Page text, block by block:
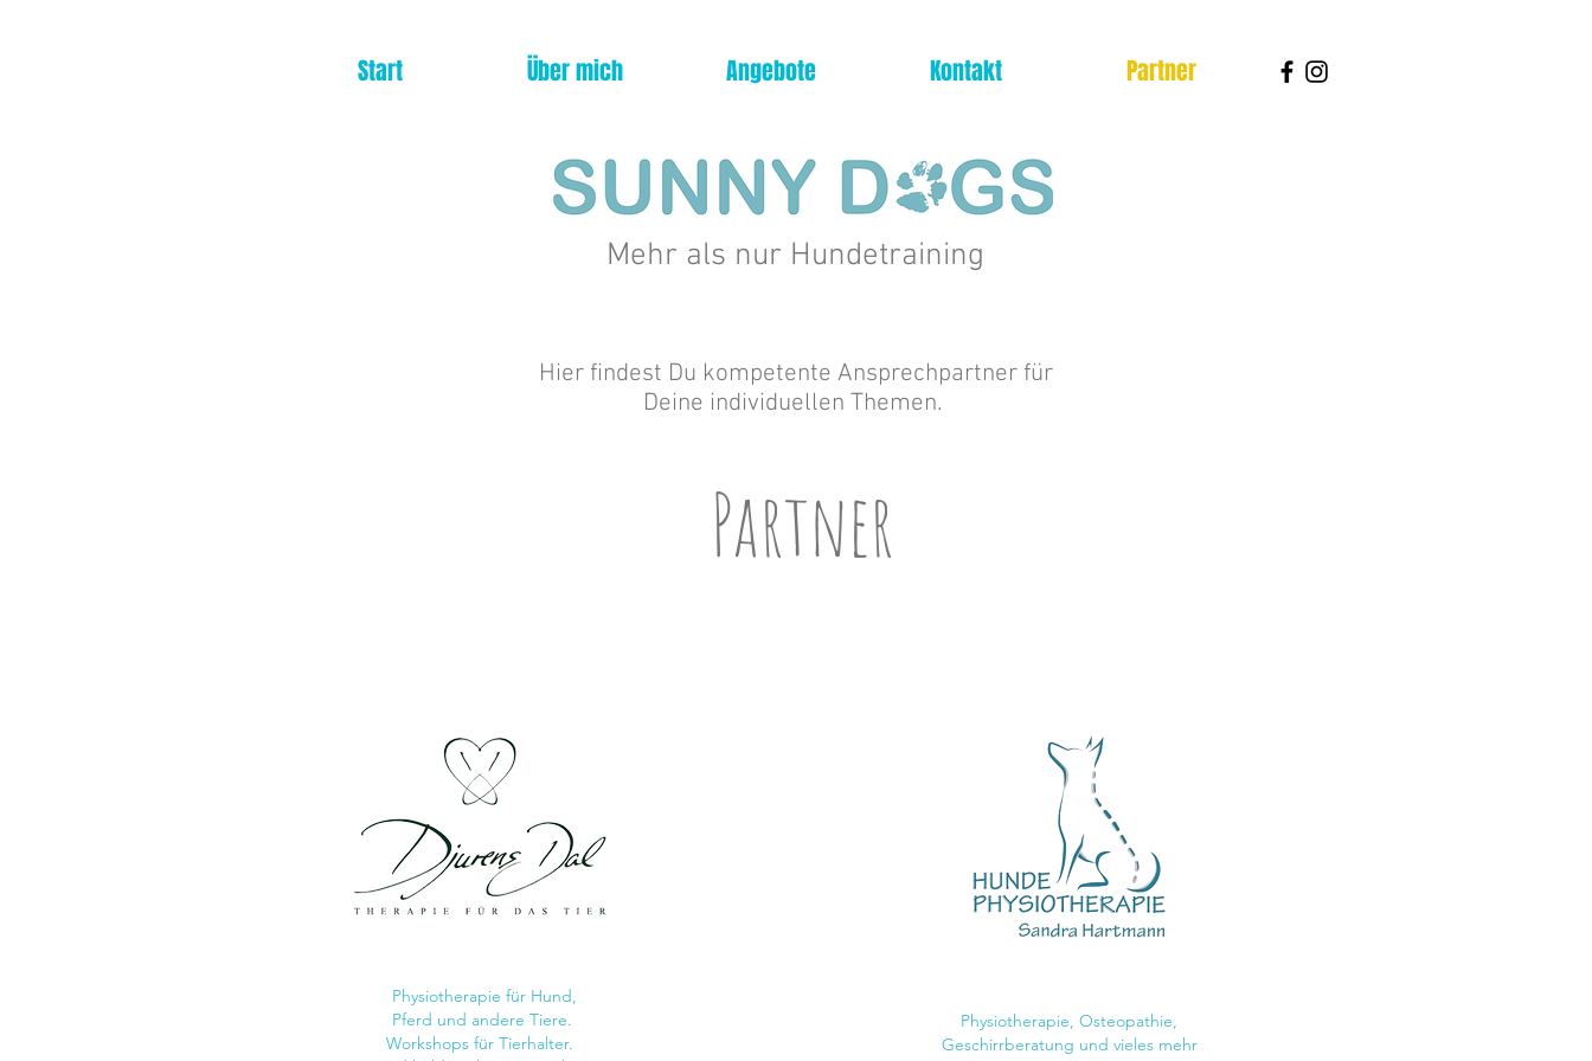
Start Über mich Angebote Kontakt Partner
Mehr als nur Hundetraining
Hier findest Du kompetente Ansprechpartner für
Deine individuellen Themen.
Partner
Physiotherapie für Hund,
Pferd und andere Tiere.
Workshops für Tierhalter.
Physiotherapie, Osteopathie,
Geschirrberatung und vieles mehr